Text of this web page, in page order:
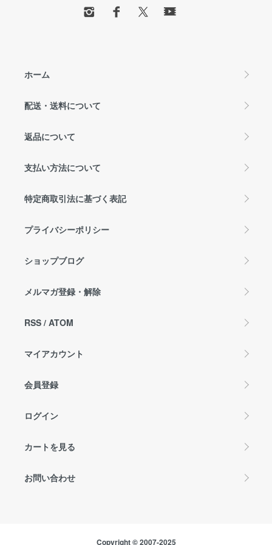
ホーム
配送・送料について
返品について
支払い方法について
特定商取引法に基づく表記
プライバシーポリシー
ショップブログ
メルマガ登録・解除
RSS / ATOM
マイアカウント
会員登録
ログイン
カートを見る
お問い合わせ
Copyright © 2007-2025